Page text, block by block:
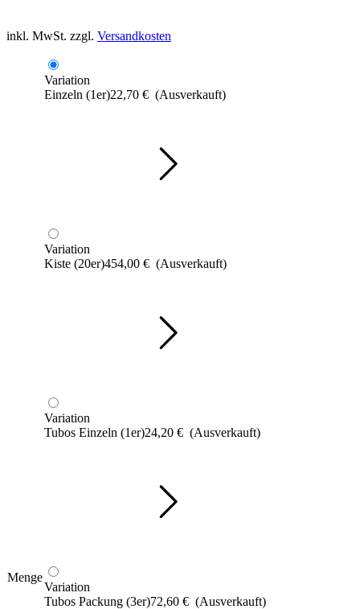
inkl. MwSt. zzgl. Versandkosten
Menge
Variation
Einzeln (1er)22,70 € (Ausverkauft)
Variation
Kiste (20er)454,00 € (Ausverkauft)
Variation
Tubos Einzeln (1er)24,20 € (Ausverkauft)
Variation
Tubos Packung (3er)72,60 € (Ausverkauft)